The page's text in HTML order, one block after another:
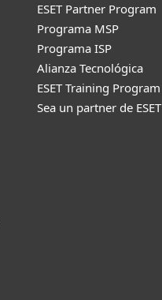
ESET Partner Program
Programa MSP
Programa ISP
Alianza Tecnológica
ESET Training Program
Sea un partner de ESET